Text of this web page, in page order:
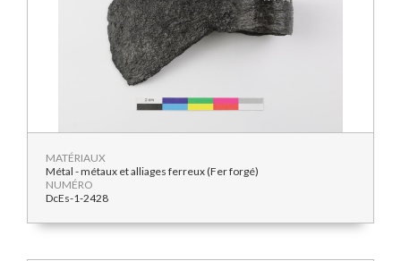
MATÉRIAUX
Métal - métaux et alliages ferreux (Fer forgé)
NUMÉRO
DcEs-1-2428